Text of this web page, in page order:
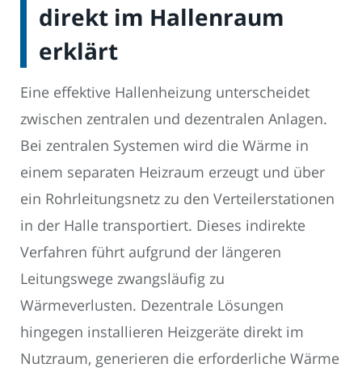
direkt im Hallenraum
erklärt
Eine effektive Hallenheizung unterscheidet
zwischen zentralen und dezentralen Anlagen.
Bei zentralen Systemen wird die Wärme in
einem separaten Heizraum erzeugt und über
ein Rohrleitungsnetz zu den Verteilerstationen
in der Halle transportiert. Dieses indirekte
Verfahren führt aufgrund der längeren
Leitungswege zwangsläufig zu
Wärmeverlusten. Dezentrale Lösungen
hingegen installieren Heizgeräte direkt im
Nutzraum, generieren die erforderliche Wärme